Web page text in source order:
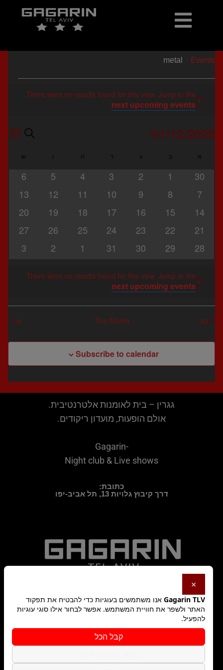
Events
metal
Notice
There were no results found for this view. Jump to the
next upcoming events
.
Events
Views
Search 01/12/2025
Calendar
א ב ג ד ה ו ש
0
events
30
0
events
1
0
events
2
0
events
3
0
events
4
0
events
5
0
events
6
0
events
7
0
events
8
0
events
9
0
events
10
0
events
11
0
events
12
0
events
13
0
events
14
0
events
15
0
events
16
0
events
17
0
events
18
0
events
19
0
events
20
0
events
21
0
events
22
0
events
23
0
events
24
0
events
25
0
events
26
0
events
27
0
28
0
29
0
30
0
31
01
0
2
0
3
Notice
There were no results found for this view. Jump to the
next upcoming events
.
נוב This Month ינו
Subscribe to calendar
גגרין – בית לאומנות אלטרנטיבית.
אולם הופעות, מועדון ריקודים.
Gagarin-
Night club & Live shows
כתובת:
דרך קיבוץ גלויות 13, תל אביב-יפו
מדיניות פרטיות
תקנון האתר
×
Gagarin TLV אנו משתמשים בעוגיות כדי להבטיח את תפקוד
האתר ולשפר את חוויית המשתמש. אפשר לבחור אילו סוגי עוגיות
להפעיל.
קבל הכל